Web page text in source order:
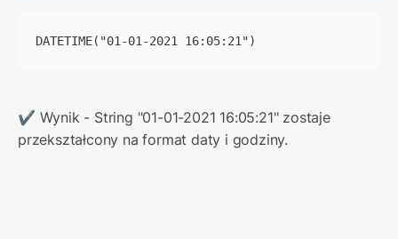
DATETIME("01-01-2021 16:05:21")
✔ Wynik - String "01-01-2021 16:05:21" zostaje
przekształcony na format daty i godziny.